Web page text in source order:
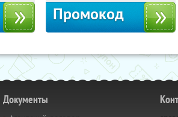
Промокод
Документы